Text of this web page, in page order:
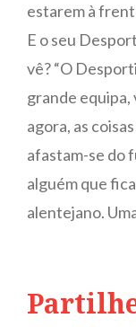
estarem à
E o seu
vê? “O
grande
agora, as
afastam-se do
alguém que
alentejano.